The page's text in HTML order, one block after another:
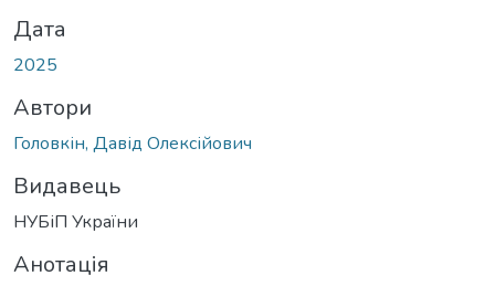
Дата
2025
Автори
Головкін, Давід Олексійович
Видавець
НУБіП України
Анотація